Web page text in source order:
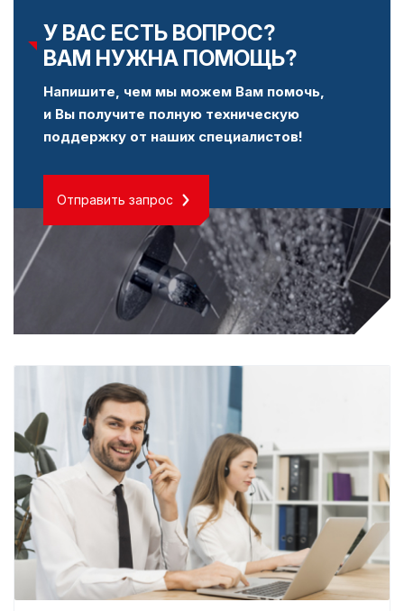
У ВАС ЕСТЬ ВОПРОС?
ВАМ НУЖНА ПОМОЩЬ?
Напишите, чем мы можем Вам помочь,
и Вы получите полную техническую
поддержку от наших специалистов!
Отправить запрос